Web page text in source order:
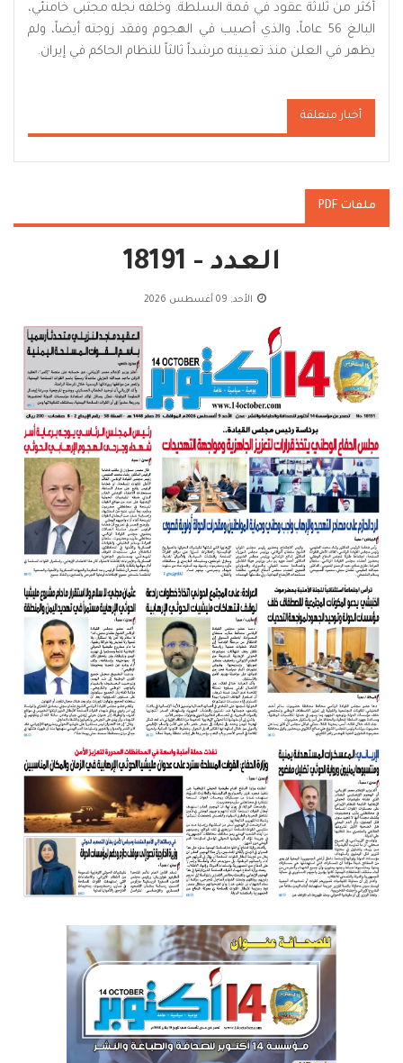
أكثر من ثلاثة عقود في قمة السلطة. وخلفه نجله مجتبى خامنئي،
البالغ 56 عاماً، والذي أصيب في الهجوم وفقد زوجته أيضاً، ولم
يظهر في العلن منذ تعيينه مرشداً ثالثاً للنظام الحاكم في إيران.
أخبار متعلقة
ملفات PDF
العدد - 18191
الأحد, 09 أغسطس 2026